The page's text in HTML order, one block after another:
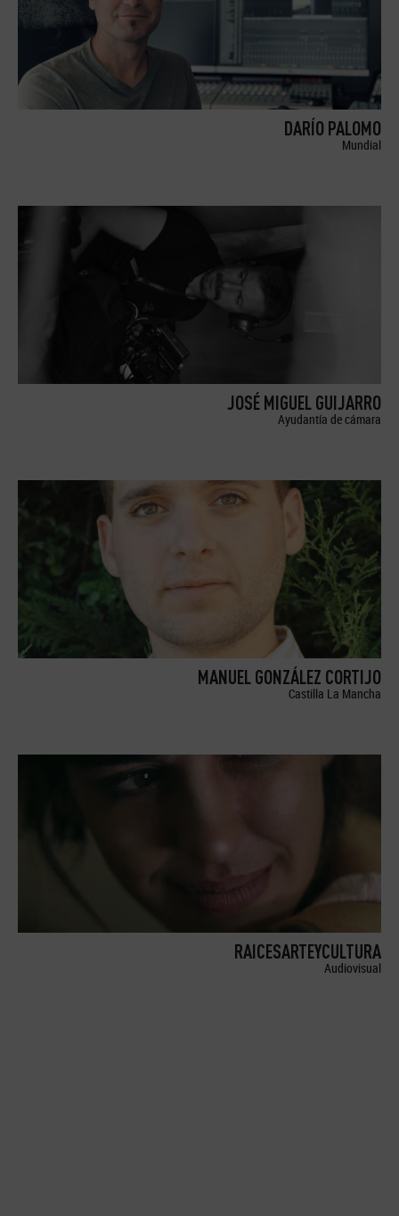
DARÍO PALOMO
Mundial
JOSÉ MIGUEL GUIJARRO
Ayudantía de cámara
MANUEL GONZÁLEZ CORTIJO
Castilla La Mancha
RAICESARTEYCULTURA
Audiovisual